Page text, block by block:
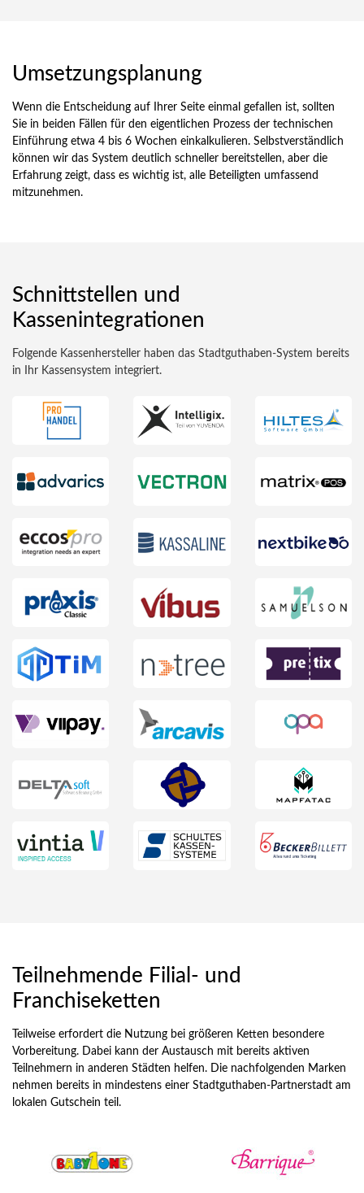
Umsetzungsplanung
Wenn die Entscheidung auf Ihrer Seite einmal gefallen ist, sollten
Sie in beiden Fällen für den eigentlichen Prozess der technischen
Einführung etwa 4 bis 6 Wochen einkalkulieren. Selbstverständlich
können wir das System deutlich schneller bereitstellen, aber die
Erfahrung zeigt, dass es wichtig ist, alle Beteiligten umfassend
mitzunehmen.
Schnittstellen und
Kassenintegrationen
Folgende Kassenhersteller haben das Stadtguthaben-System bereits
in Ihr Kassensystem integriert.
Teilnehmende Filial- und
Franchiseketten
Teilweise erfordert die Nutzung bei größeren Ketten besondere
Vorbereitung. Dabei kann der Austausch mit bereits aktiven
Teilnehmern in anderen Städten helfen. Die nachfolgenden Marken
nehmen bereits in mindestens einer Stadtguthaben-Partnerstadt am
lokalen Gutschein teil.